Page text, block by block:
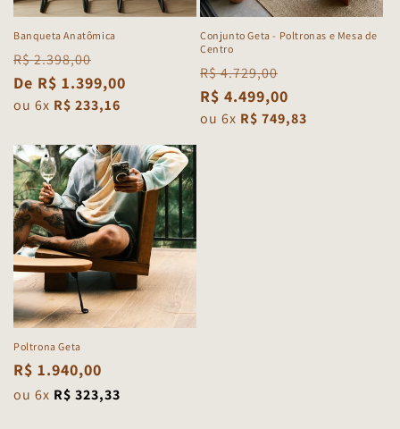
Banqueta Anatômica
Preço
normal
R$ 2.398,00
Preço
promocional
De R$ 1.399,00
ou 6x R$ 233,16
Conjunto Geta - Poltronas e Mesa de
Centro
Preço
normal
R$ 4.729,00
Preço
promocional
R$ 4.499,00
ou 6x R$ 749,83
Poltrona Geta
Preço
normal
R$ 1.940,00
ou 6x R$ 323,33